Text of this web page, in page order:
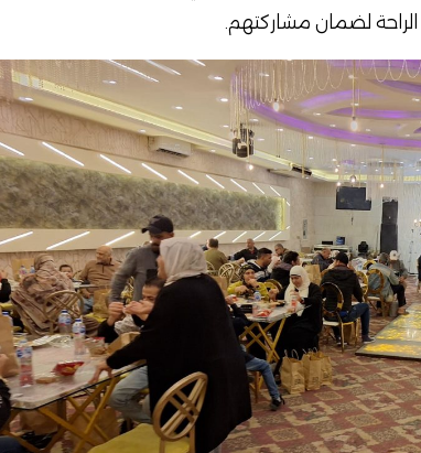
الراحة لضمان مشاركتهم.